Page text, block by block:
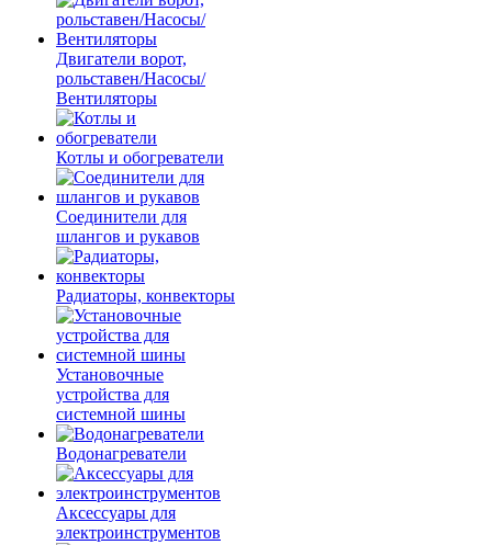
Двигатели ворот,
рольставен/Насосы/
Вентиляторы
Котлы и обогреватели
Соединители для
шлангов и рукавов
Радиаторы, конвекторы
Установочные
устройства для
системной шины
Водонагреватели
Аксессуары для
электроинструментов